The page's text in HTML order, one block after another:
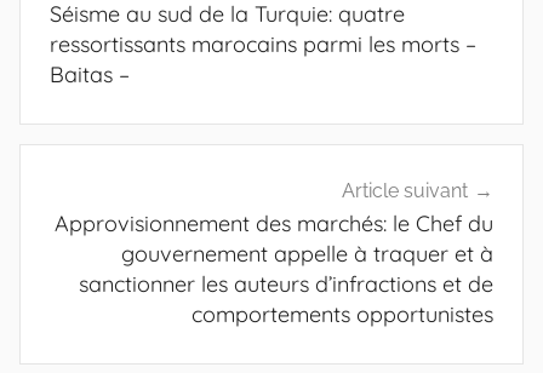
l’article
Séisme au sud de la Turquie: quatre
ressortissants marocains parmi les morts –
Baitas –
Article suivant
Approvisionnement des marchés: le Chef du
gouvernement appelle à traquer et à
sanctionner les auteurs d’infractions et de
comportements opportunistes